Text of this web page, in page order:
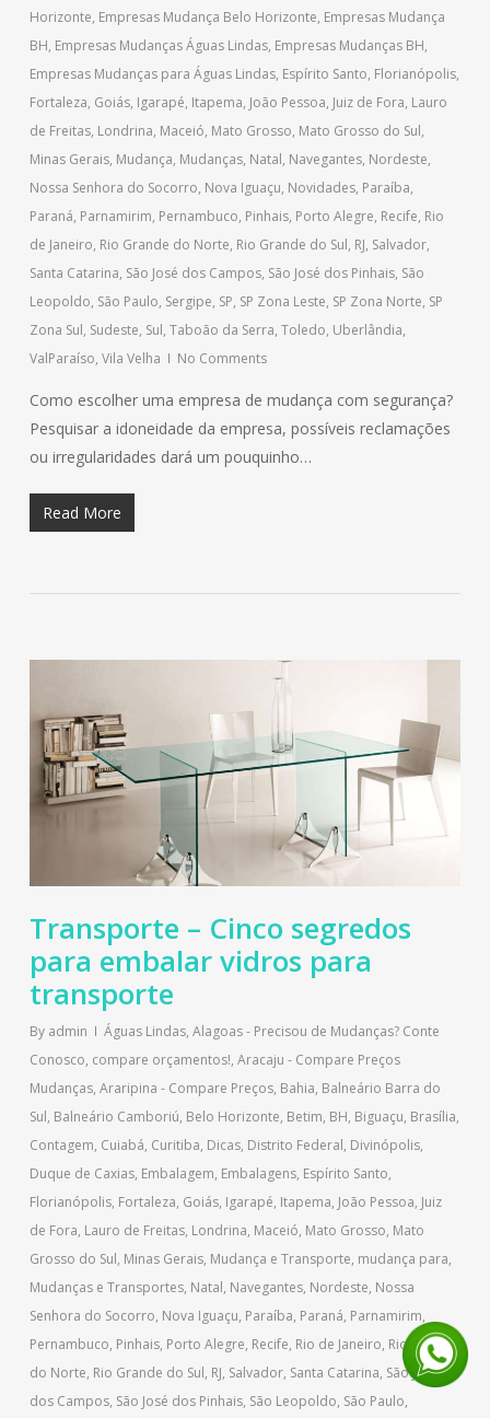
Horizonte, Empresas Mudança Belo Horizonte, Empresas Mudança
BH, Empresas Mudanças Águas Lindas, Empresas Mudanças BH,
Empresas Mudanças para Águas Lindas, Espírito Santo, Florianópolis,
Fortaleza, Goiás, Igarapé, Itapema, João Pessoa, Juiz de Fora, Lauro
de Freitas, Londrina, Maceió, Mato Grosso, Mato Grosso do Sul,
Minas Gerais, Mudança, Mudanças, Natal, Navegantes, Nordeste,
Nossa Senhora do Socorro, Nova Iguaçu, Novidades, Paraíba,
Paraná, Parnamirim, Pernambuco, Pinhais, Porto Alegre, Recife, Rio
de Janeiro, Rio Grande do Norte, Rio Grande do Sul, RJ, Salvador,
Santa Catarina, São José dos Campos, São José dos Pinhais, São
Leopoldo, São Paulo, Sergipe, SP, SP Zona Leste, SP Zona Norte, SP
Zona Sul, Sudeste, Sul, Taboão da Serra, Toledo, Uberlândia,
ValParaíso, Vila Velha No Comments
Como escolher uma empresa de mudança com segurança?
Pesquisar a idoneidade da empresa, possíveis reclamações
ou irregularidades dará um pouquinho…
Read More
Transporte – Cinco segredos
para embalar vidros para
transporte
By admin Águas Lindas, Alagoas - Precisou de Mudanças? Conte
Conosco, compare orçamentos!, Aracaju - Compare Preços
Mudanças, Araripina - Compare Preços, Bahia, Balneário Barra do
Sul, Balneário Camboriú, Belo Horizonte, Betim, BH, Biguaçu, Brasília,
Contagem, Cuiabá, Curitiba, Dicas, Distrito Federal, Divinópolis,
Duque de Caxias, Embalagem, Embalagens, Espírito Santo,
Florianópolis, Fortaleza, Goiás, Igarapé, Itapema, João Pessoa, Juiz
de Fora, Lauro de Freitas, Londrina, Maceió, Mato Grosso, Mato
Grosso do Sul, Minas Gerais, Mudança e Transporte, mudança para,
Mudanças e Transportes, Natal, Navegantes, Nordeste, Nossa
Senhora do Socorro, Nova Iguaçu, Paraíba, Paraná, Parnamirim,
Pernambuco, Pinhais, Porto Alegre, Recife, Rio de Janeiro, Rio Grande
do Norte, Rio Grande do Sul, RJ, Salvador, Santa Catarina, São José
dos Campos, São José dos Pinhais, São Leopoldo, São Paulo,